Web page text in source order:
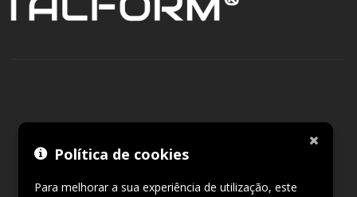
Política de cookies
Para melhorar a sua experiência de utilização, este